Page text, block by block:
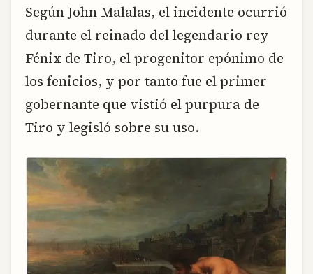
Según John Malalas, el incidente ocurrió
durante el reinado del legendario rey
Fénix de Tiro, el progenitor epónimo de
los fenicios, y por tanto fue el primer
gobernante que vistió el purpura de
Tiro y legisló sobre su uso.